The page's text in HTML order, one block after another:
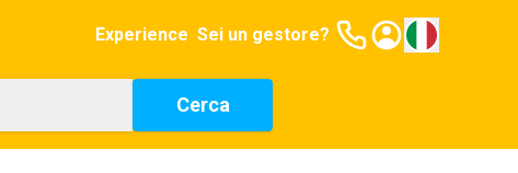
Experience Sei un gestore?
Cerca